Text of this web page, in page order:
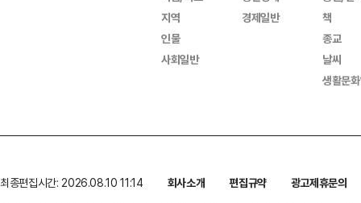
지역
인물
사회일반
경제일반
책
종교
날씨
생활문
최종편집시간: 2026.08.10 11:14 회사소개 편집규약
광고제휴문의